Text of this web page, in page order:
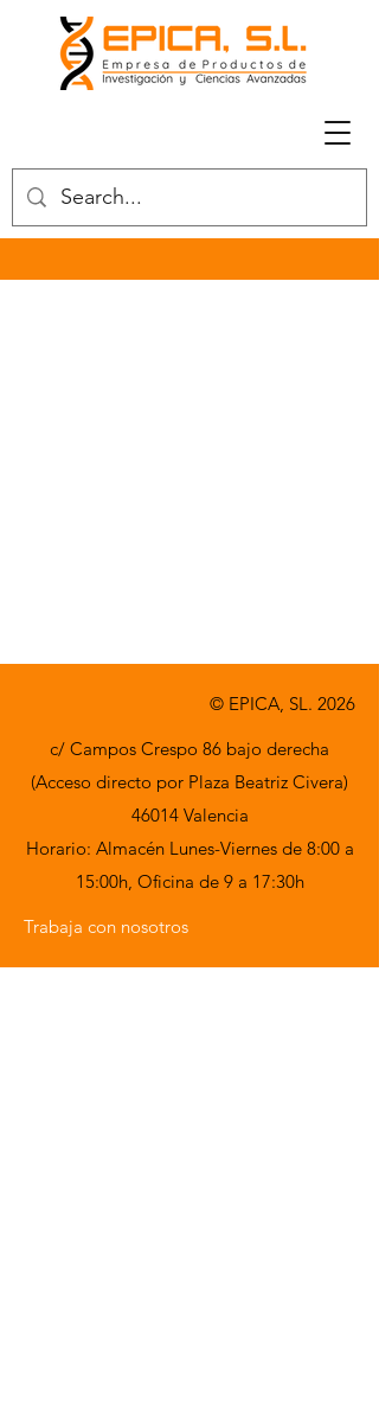
© EPICA, SL. 2026
c/ Campos Crespo 86 bajo derecha
(Acceso directo por Plaza Beatriz Civera)
46014 Valencia
Horario: Almacén Lunes-Viernes de 8:00 a
15:00h, Oficina de 9 a 17:30h
Trabaja con nosotros